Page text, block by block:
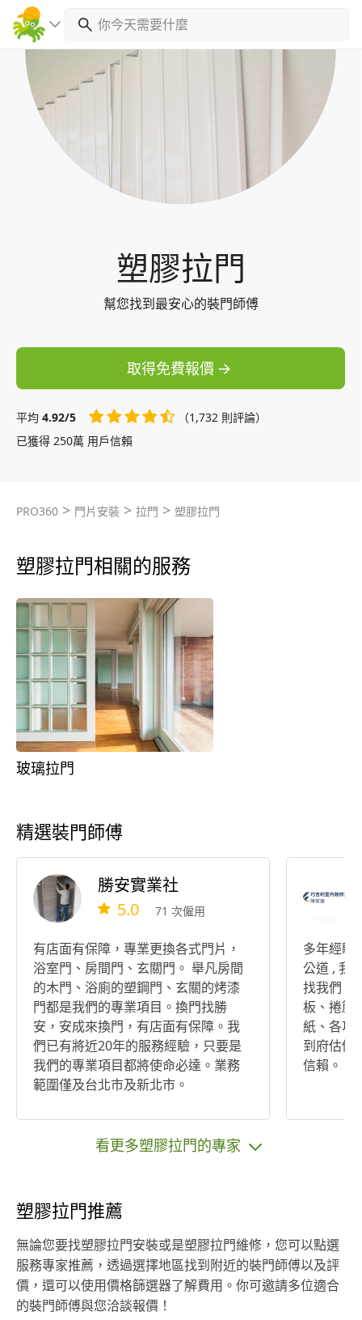
塑膠拉門
幫您找到最安心的裝門師傅
取得免費報價
平均 4.92/5
（1,732 則評論）
已獲得 250萬 用戶信賴
PRO360 > 門片安裝 > 拉門 > 塑膠拉門
塑膠拉門相關的服務
玻璃拉門
精選裝門師傅
勝安實業社
5.0 71 次僱用
有店面有保障，專業更換各式門片，
浴室門、房間門、玄關門。 舉凡房間
的木門、浴廁的塑鋼門、玄關的烤漆
門都是我們的專業項目。換門找勝
安，安成來換門，有店面有保障。我
們已有將近20年的服務經驗，只要是
我們的專業項目都將使命必達。業務
範圍僅及台北市及新北市。
多年經驗
公道 , 我
找我們 !
板、捲簾
紙、各項
到府估價
信賴。
看更多塑膠拉門的專家
塑膠拉門推薦
無論您要找塑膠拉門安裝或是塑膠拉門維修，您可以點選
服務專家推薦，透過選擇地區找到附近的裝門師傅以及評
價，還可以使用價格篩選器了解費用。你可邀請多位適合
的裝門師傅與您洽談報價！